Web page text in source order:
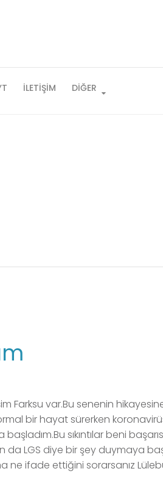
İLETIŞIM DIĞER
Farksu var.Bu senenin
bir hayat sürerken
sıkıntılar beni
LGS diye bir şey duymaya
ifade ettiğini sorarsanız